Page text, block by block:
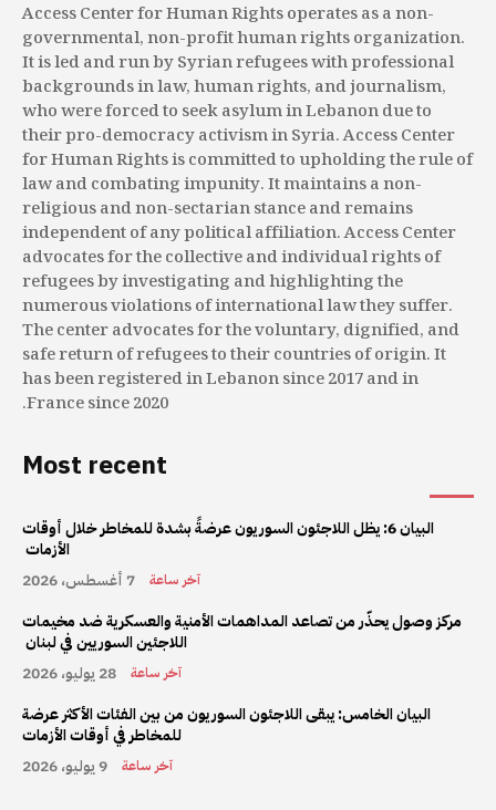
Most recent
البيان 6: يظل اللاجئون السوريون عرضةً بشدة للمخاطر خلال أوقات
الأزمات
آخر ساعة
7 أغسطس، 2026
مركز وصول يحذّر من تصاعد المداهمات الأمنية والعسكرية ضد مخيمات
اللاجئين السوريين في لبنان
آخر ساعة
28 يوليو، 2026
البيان الخامس: يبقى اللاجئون السوريون من بين الفئات الأكثر عرضة
للمخاطر في أوقات الأزمات
آخر ساعة 9 يوليو، 2026
Access Center for Human Rights operates as a non-
governmental, non-profit human rights organization.
It is led and run by Syrian refugees with professional
backgrounds in law, human rights, and journalism,
who were forced to seek asylum in Lebanon due to
their pro-democracy activism in Syria. Access Center
for Human Rights is committed to upholding the rule of
law and combating impunity. It maintains a non-
religious and non-sectarian stance and remains
independent of any political affiliation. Access Center
advocates for the collective and individual rights of
refugees by investigating and highlighting the
numerous violations of international law they suffer.
The center advocates for the voluntary, dignified, and
safe return of refugees to their countries of origin. It
has been registered in Lebanon since 2017 and in
France since 2020.